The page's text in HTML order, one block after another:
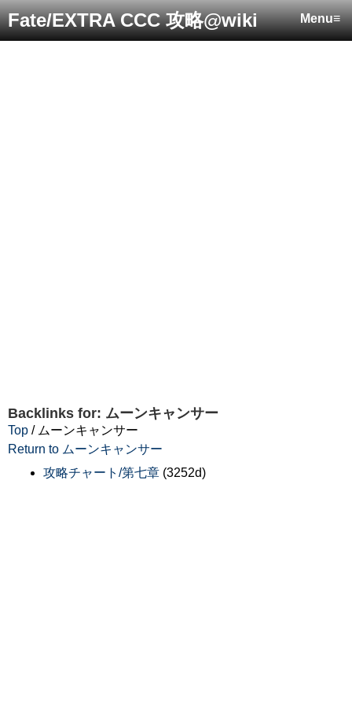
Menu≡
Fate/EXTRA CCC 攻略@wiki
Backlinks for: ムーンキャンサー
Top / ムーンキャンサー
Return to ムーンキャンサー
攻略チャート/第七章 (3252d)